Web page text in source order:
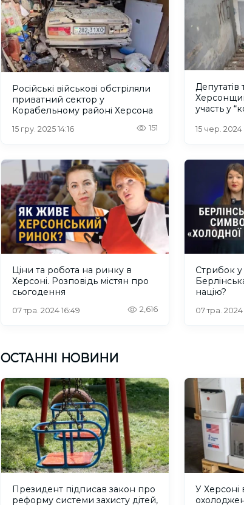
Російські військові обстріляли
приватний сектор у
Корабельному районі Херсона
15 гру. 2025 14:16 151
Депутатів
участь у
15 чер.
Ціни та робота на ринку в
Херсоні. Розповідь містян про
сьогодення
07 тра. 2024 16:49 2,616
Стрибок
націю?
07 тра. 2024
ОСТАННІ НОВИНИ
Президент підписав закон про
реформу системи захисту дітей,
У Херсоні